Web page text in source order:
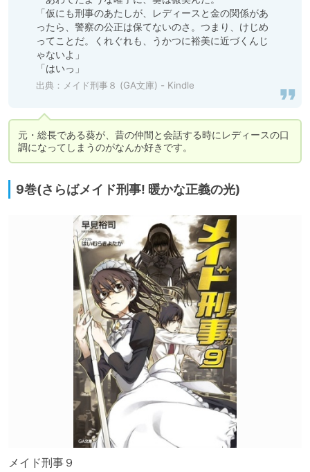
「仮にも刑事のあたしが、レディースと金の関係があ
ったら、警察の公正は保てないのさ。つまり、けじめ
ってことだ。くれぐれも、うかつに裕美に近づくんじ
ゃないよ」
「はいっ」
出典： メイド刑事８ (GA文庫) - Kindle
元・総長である葵が、昔の仲間と会話する時にレディースの口
調になってしまうのがなんか好きです。
9巻(さらばメイド刑事! 暖かな正義の光)
メイド刑事９